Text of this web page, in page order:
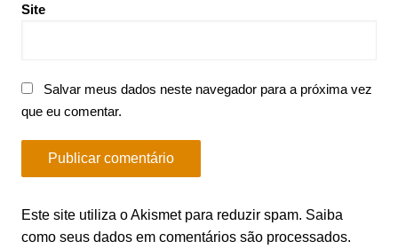
Site
Salvar meus dados neste navegador para a próxima vez
que eu comentar.
Este site utiliza o Akismet para reduzir spam. Saiba
como seus dados em comentários são processados.